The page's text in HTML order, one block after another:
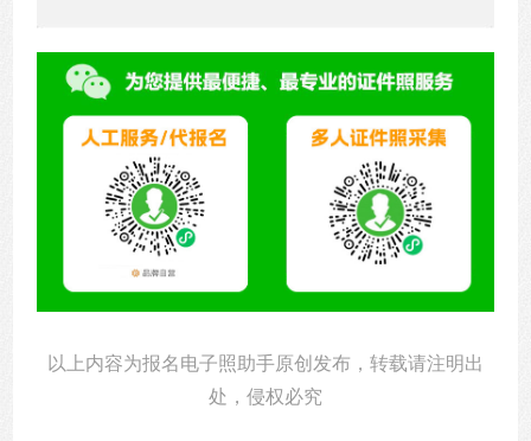
以上内容为报名电子照助手原创发布，转载请注明出
处，侵权必究